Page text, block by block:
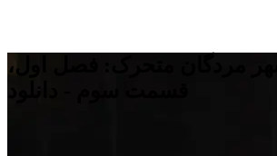
مردگان متحرک: فصل اول،